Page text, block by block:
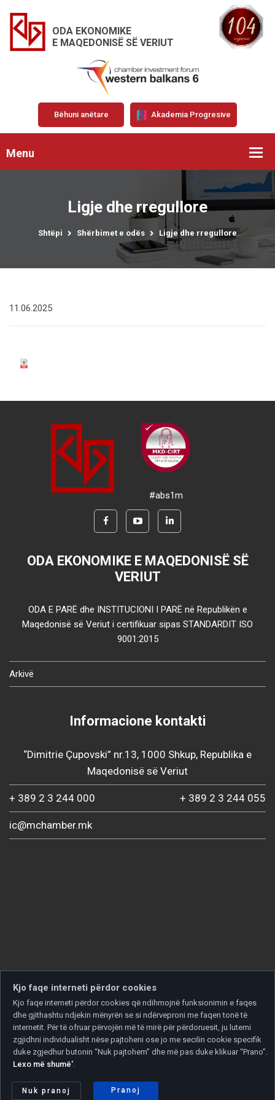
ODA EKONOMIKE
E MAQEDONISË SË VERIUT
Bëhuni anëtare Akademia Progresive
Menu
Ligje dhe rregullore
Shtëpi Shërbimet e odës Ligje dhe rregullore
11.06.2025
#abs1m
ODA EKONOMIKE E MAQEDONISË SË
VERIUT
ODA E PARË dhe INSTITUCIONI I PARË në Republikën e
Maqedonisë së Veriut i certifikuar sipas STANDARDIT ISO
9001:2015
Arkivë
Informacione kontakti
“Dimitrie Çupovski” nr.13, 1000 Shkup, Republika e
Maqedonisë së Veriut
+ 389 2 3 244 000 + 389 2 3 244 055
ic@mchamber.mk
Copyright © 2026 Developed by
Politika e privatësisë Politika e cookies
Kjo faqe interneti përdor cookies
Kjo faqe interneti përdor cookies që ndihmojnë funksionimin e faqes
dhe gjithashtu ndjekin mënyrën se si ndërveproni me faqen tonë të
internetit. Për të ofruar përvojën më të mirë për përdoruesit, ju lutemi
zgjidhni individualisht nëse pajtoheni ose jo me secilin cookie specifik
duke zgjedhur butonin “Nuk pajtohem” dhe më pas duke klikuar “Prano”.
Lexo më shumë'.
Nuk pranoj Pranoj